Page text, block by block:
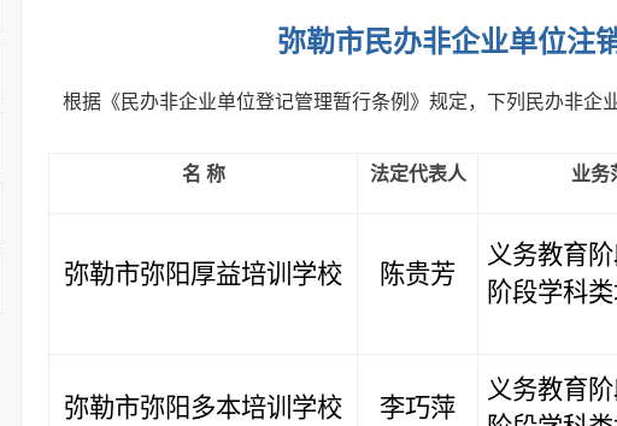
弥勒市民办非企业单位注
根据《民办非企业单位登记管理暂行条例》规定，下列民办非企
名 称 法定代表人 业务
弥勒市弥阳厚益培训学校 陈贵芳
义务教育
阶段学科类
弥勒市弥阳多本培训学校 李巧萍
义务教育